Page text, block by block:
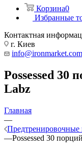
Корзина0
Избранные
Контактная
г. Киев
Possessed 30
Labz
Главная
—
Предтренировочные
—Possessed 30